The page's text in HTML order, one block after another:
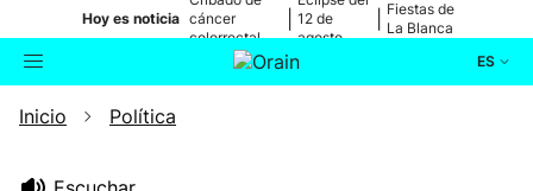
Hoy es noticia cáncer
colorrectal
12 de
agosto
Fiestas de
La Blanca
ES
Buscador
Inicio Política